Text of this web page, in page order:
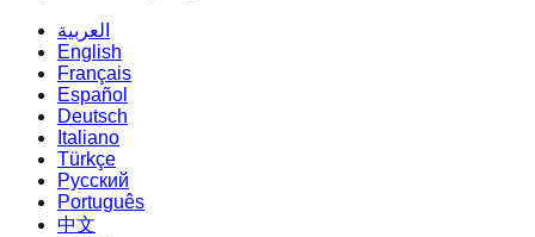
العربية
English
Français
Español
Deutsch
Italiano
Türkçe
Русский
Português
中文